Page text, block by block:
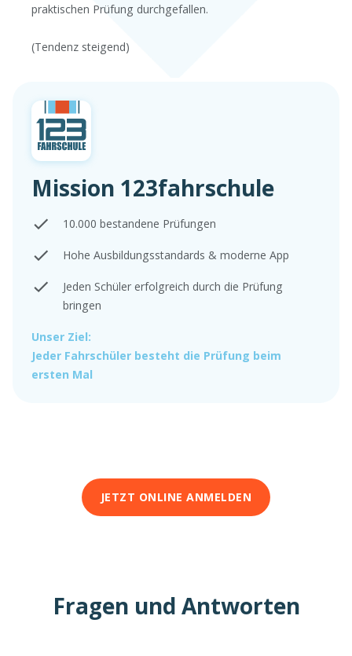
praktischen Prüfung durchgefallen.
(Tendenz steigend)
Mission 123fahrschule
10.000 bestandene Prüfungen
Hohe Ausbildungsstandards & moderne App
Jeden Schüler erfolgreich durch die Prüfung
bringen
Unser Ziel:
Jeder Fahrschüler besteht die Prüfung beim
ersten Mal
JETZT ONLINE ANMELDEN
Fragen und Antworten